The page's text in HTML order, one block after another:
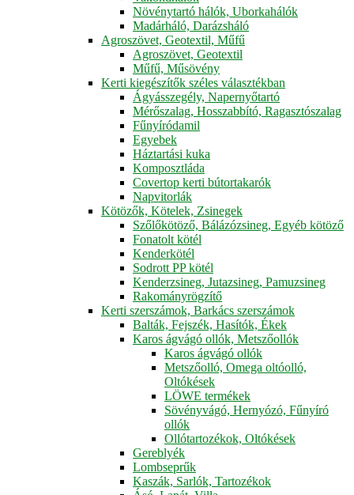
Növénytartó hálók, Uborkahálók
Madárháló, Darázsháló
Agroszövet, Geotextil, Műfű
Agroszövet, Geotextil
Műfű, Műsövény
Kerti kiegészítők széles választékban
Ágyásszegély, Napernyőtartó
Mérőszalag, Hosszabbító, Ragasztószalag
Fűnyíródamil
Egyebek
Háztartási kuka
Komposztláda
Covertop kerti bútortakarók
Napvitorlák
Kötözők, Kötelek, Zsinegek
Szőlőkötöző, Bálázózsineg, Egyéb kötöző
Fonatolt kötél
Kenderkötél
Sodrott PP kötél
Kenderzsineg, Jutazsineg, Pamuzsineg
Rakományrögzítő
Kerti szerszámok, Barkács szerszámok
Balták, Fejszék, Hasítók, Ékek
Karos ágvágó ollók, Metszőollók
Karos ágvágó ollók
Metszőolló, Omega oltóolló,
Oltókések
LÖWE termékek
Sövényvágó, Hernyózó, Fűnyíró
ollók
Ollótartozékok, Oltókések
Gereblyék
Lombseprűk
Kaszák, Sarlók, Tartozékok